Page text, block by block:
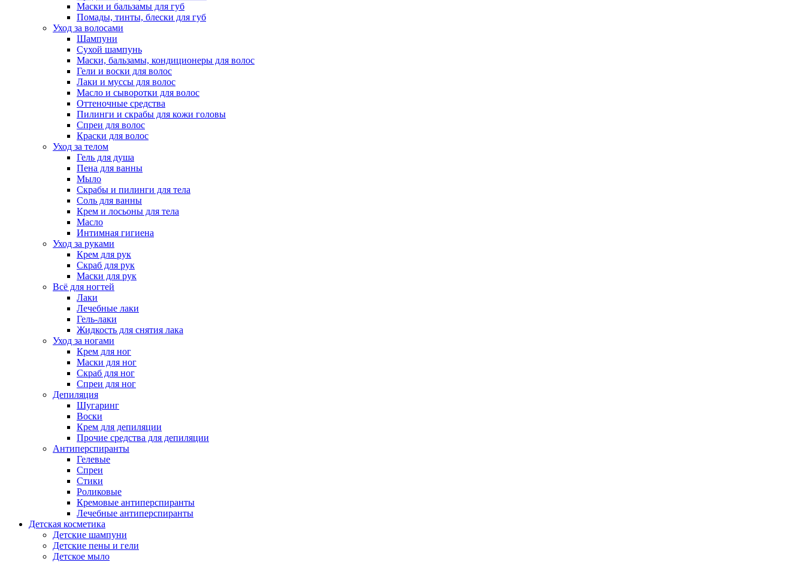
Маски и бальзамы для губ
Помады, тинты, блески для губ
Уход за волосами
Шампуни
Сухой шампунь
Маски, бальзамы, кондиционеры для волос
Гели и воски для волос
Лаки и муссы для волос
Масло и сыворотки для волос
Оттеночные средства
Пилинги и скрабы для кожи головы
Спреи для волос
Краски для волос
Уход за телом
Гель для душа
Пена для ванны
Мыло
Скрабы и пилинги для тела
Соль для ванны
Крем и лосьоны для тела
Масло
Интимная гигиена
Уход за руками
Крем для рук
Скраб для рук
Маски для рук
Всё для ногтей
Лаки
Лечебные лаки
Гель-лаки
Жидкость для снятия лака
Уход за ногами
Крем для ног
Маски для ног
Скраб для ног
Спреи для ног
Депиляция
Шугаринг
Воски
Крем для депиляции
Прочие средства для депиляции
Антиперспиранты
Гелевые
Спреи
Стики
Роликовые
Кремовые антиперспиранты
Лечебные антиперспиранты
Детская косметика
Детские шампуни
Детские пены и гели
Детское мыло